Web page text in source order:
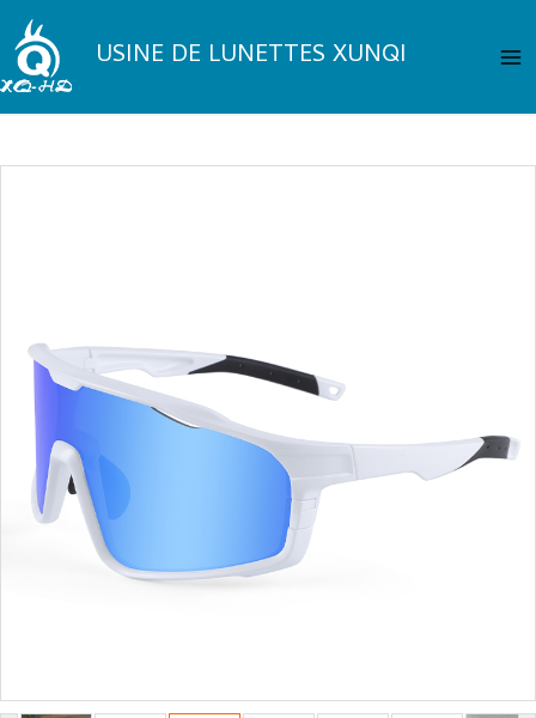
Aller
au
contenu USINE DE LUNETTES XUNQI